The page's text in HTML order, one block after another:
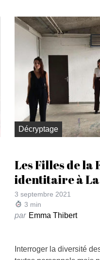
Décryptage
Les Filles de la
identitaire à
3 septembre 2021
3 min
par Emma Thibert
Interroger la diversité